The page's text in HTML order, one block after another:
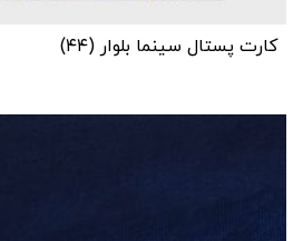
کارت پستال سینما بلوار (۴۴)